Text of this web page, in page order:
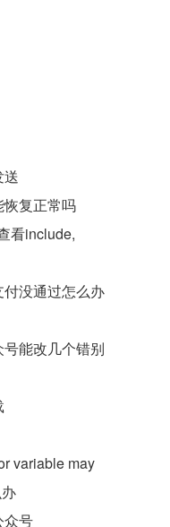
送
复正常吗
看include,
没通过怎么办
能改几个错别
variable may
众号